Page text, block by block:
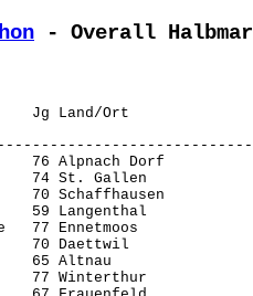
- Overall
13.06,4  (3212)  HW20     13.    4.45
   25. Muff Judith            61 Winterthur            1:40.20,5    13.21,6  (3030)  HW40     4.     4.46
   26. Ritter Ute             63 Waldstatt             1:40.27,2    13.28,3  (3056)  HW35     5.     4.47
   27. Villiger Beatrice      76 Jona                  1:41.05,8    14.06,9  (3047)  HW20     14.    4.48
   28. Gruenenfelder Anita    70 Adliswil              1:41.17,1    14.18,2  (3005)  HW20     15.    4.49
   29. Haag Sandra            67 Räterschen            1:41.33,4    14.34,5  (3189)  HW35     6.     4.50
   30. Nietlisbach Marianne   63 Oberbueren/SG         1:42.18,6    15.19,7  (3152)  HW35     7.     4.52
   31. Stähli Christine       58 Neftenbach            1:42.40,5    15.41,6  (3205)  HW40     5.     4.53
   32. Giuliani Deborah       72 Winterthur            1:42.41,5    15.42,6  (3031)  HW20     16.    4.53
   33. Schoch Silvia          74 Hinwil                1:42.51,2    15.52,3  (3177)  HW20     17.    4.53
   34. Duer Carolin           45 St. Gallen            1:43.06,1    16.07,2  (3003)  HW55     1.     4.54
   35. Berthoud Cornelia      67 Winterthur            1:43.33,5    16.34,6  (3085)  HW35     8.     4.55
   36. Pernet Chantal         73 Zuerich               1:44.13,2    17.14,3  (3034)  HW20     18.    4.57
   37. Kleeli-Bodenmann Heidi 64 Hinwil                1:44.14,5    17.15,6  (3042)  HW35     9.     4.57
   38. Landert Anja           71 Bülach                1:44.25,6    17.26,7  (3219)  HW20     19.    4.58
   39. Kleiner Judith         56 Dinhard               1:44.26,7    17.27,8  (3139)  HW45     2.     4.58
   40. Huber Claudia          69 Meilen                1:45.07,2    18.08,3  (3204)  HW20     20.    5.00
   41. Keller Janette         52 Weinfelden            1:45.32,0    18.33,1  (3061)  HW50     2.     5.01
   42. Staeheli Silvia        60 Winterthur            1:45.46,9    18.48,0  (3024)  HW40     6.     5.02
   43. Lienhart Sandra        66 Winterthur            1:46.08,0    19.09,1  (3128)  HW35     10.    5.03
   44. Knoepfel Sonja         55 Winterthur            1:46.18,1    19.19,2  (3149)  HW45     3.     5.03
   45. Maurer Erika           65 Zuerich               1:46.36,8    19.37,9  (3142)  HW35     11.    5.04
   46. Hollenstein Helen      55 Winterthur            1:46.47,5    19.48,6  (3174)  HW45     4.     5.05
   47. Gutzwiller Christine   82 Winterthur            1:46.49,0    19.50,1  (3057)  HW20     21.    5.05
   48. Iseli Esther